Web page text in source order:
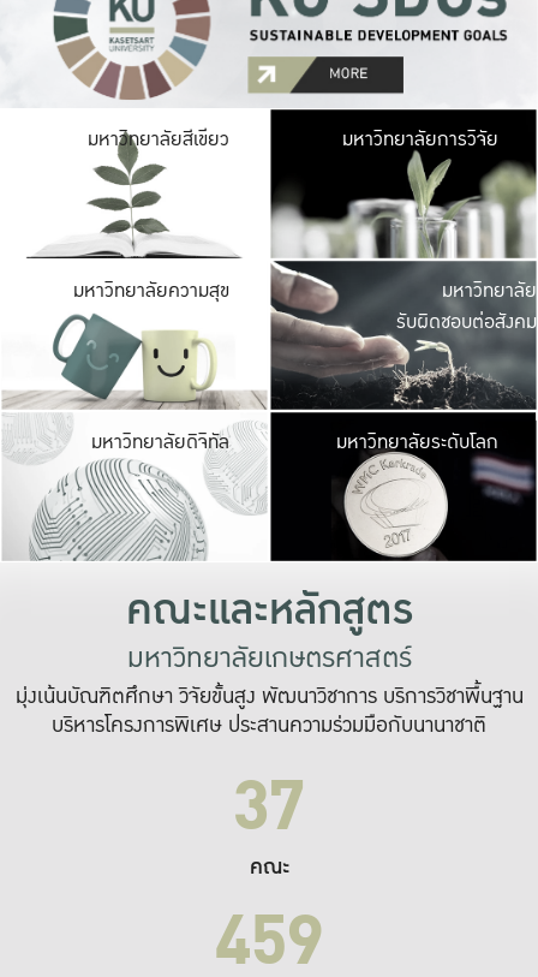
มหาวิทยาลัยสีเขียว มหาวิ
มีพื้นที่เขียวสดใส
เป็นป่าในเมือง เกษต
มหาวิทยาลัยการวิจัย
มหาวิทยาลัยความสุข มหาวิ
ค
เปิดประ
และพบเรื่องราวใ
มหาวิทยาลัย
รับผิดชอบต่อสังคม
มหาวิทยาลัยดิจิทัล มหาวิ
เปลี่ยนแปลง แล
เพื่อทำง
ระบบสารสนเทศ
มหาวิทยาลัยระดับโลก
คณะและหลักสูตร
มหาวิทยาลัยเกษตรศาสตร์
มุ่งเน้นบัณฑิตศึกษา วิจัยขั้นสูง พัฒนาวิชาการ บริการวิชาพื้นฐาน
บริหารโครงการพิเศษ ประสานความร่วมมือกับนานาชาติ
37
คณะ
459